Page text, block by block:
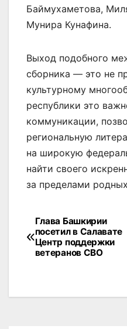
Баймухаметова,
Мунира Кунафина.
Выход подобного
сборника — это не
культурному
республики это
коммуникации,
региональную
на широкую
найти своего
за пределами
Навигация
по
записям
Глава Башкирии
посетил в Салавате
Центр поддержки
ветеранов СВО